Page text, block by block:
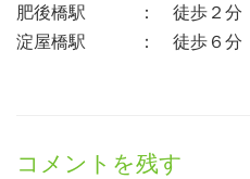
肥後橋駅 ： 徒歩２分
淀屋橋駅 ： 徒歩６分
コメントを残す